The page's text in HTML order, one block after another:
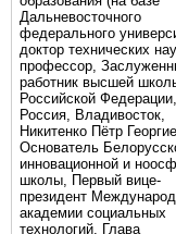
Дальневосточного
федерального
доктор технических
профессор,
работник высшей
Российской Федерации,
Россия, Владивосток,
Никитенко Пётр
Основатель
инновационной и
школы, Первый вице-
президент
академии социальных
технологий. Глава